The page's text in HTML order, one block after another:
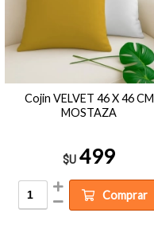
Cojin VELVET 46 X 46 CM
MOSTAZA
$U 499
Comprar